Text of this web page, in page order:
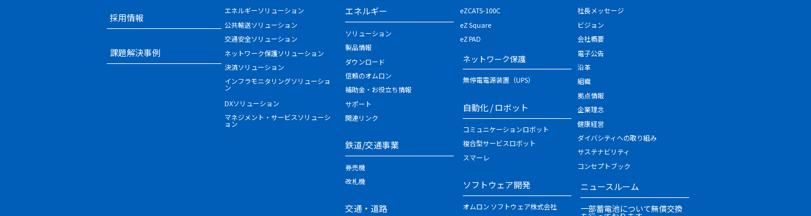
採用情報
課題解決事例
エネルギーソリューション
公共輸送ソリューション
交通安全ソリューション
ネットワーク保護ソリューション
決済ソリューション
インフラモニタリングソリューショ
ン
DXソリューション
マネジメント・サービスソリューシ
ョン
エネルギー
ソリューション
製品情報
ダウンロード
信頼のオムロン
補助金・お役立ち情報
サポート
関連リンク
鉄道/交通事業
券売機
改札機
交通・道路
eZCATS-100C
eZ Square
eZ PAD
ネットワーク保護
無停電電源装置（UPS）
自動化 / ロボット
コミュニケーションロボット
複合型サービスロボット
スマーレ
ソフトウェア開発
オムロン ソフトウェア株式会社
社長メッセージ
ビジョン
会社概要
電子公告
沿革
組織
拠点情報
企業理念
健康経営
ダイバシティへの取り組み
サステナビリティ
コンセプトブック
ニュースルーム
一部蓄電池について無償交換